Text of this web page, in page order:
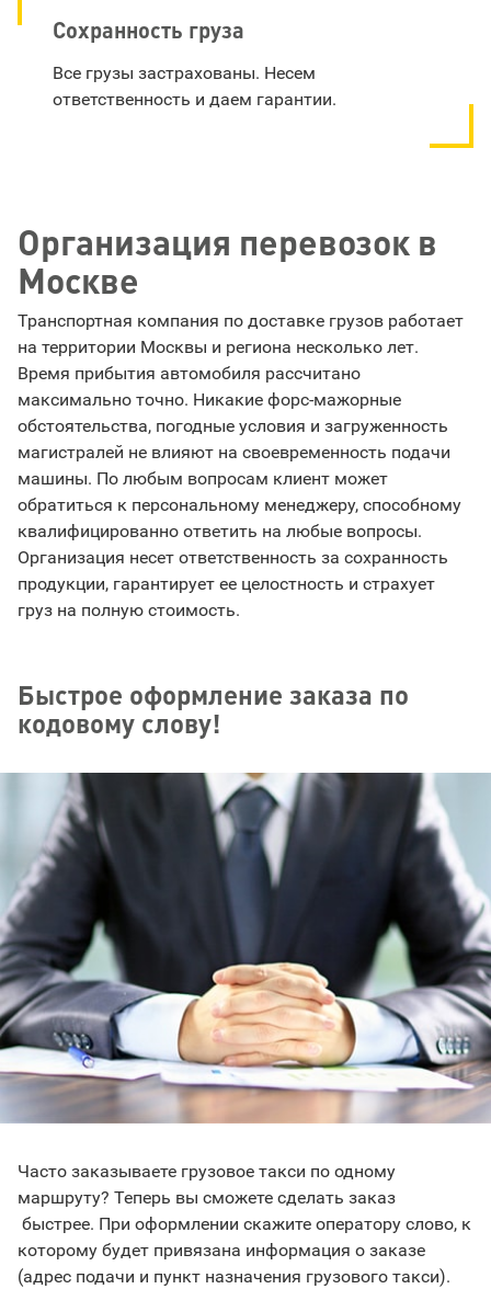
Сохранность груза
Все грузы застрахованы. Несем
ответственность и даем гарантии.
Организация перевозок в
Москве
Транспортная компания по доставке грузов работает
на территории Москвы и региона несколько лет.
Время прибытия автомобиля рассчитано
максимально точно. Никакие форс-мажорные
обстоятельства, погодные условия и загруженность
магистралей не влияют на своевременность подачи
машины. По любым вопросам клиент может
обратиться к персональному менеджеру, способному
квалифицированно ответить на любые вопросы.
Организация несет ответственность за сохранность
продукции, гарантирует ее целостность и страхует
груз на полную стоимость.
Быстрое оформление заказа по
кодовому слову!
Часто заказываете грузовое такси по одному
маршруту? Теперь вы сможете сделать заказ
быстрее. При оформлении скажите оператору слово, к
которому будет привязана информация о заказе
(адрес подачи и пункт назначения грузового такси).